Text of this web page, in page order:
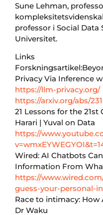
Sune Lehman,
professor i Social Data
Universitet.
Links
Privacy Via Inference
https://llm-privacy.org/
https://arxiv.org/abs/
21 Lessons for the 21st
Harari | Yuval on Data
https://
Wired: AI Chatbots
Information From
https://
guess-your-personal-
Race to intimacy:
Dr Waku